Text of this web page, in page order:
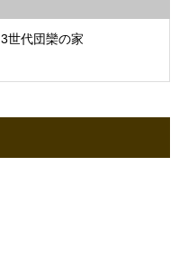
3世代団欒の家